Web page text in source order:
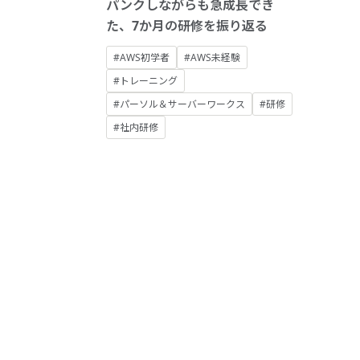
パンクしながらも急成長でき
た、7か月の研修を振り返る
#AWS初学者
#AWS未経験
#トレーニング
#パーソル＆サーバーワークス
#研修
#社内研修